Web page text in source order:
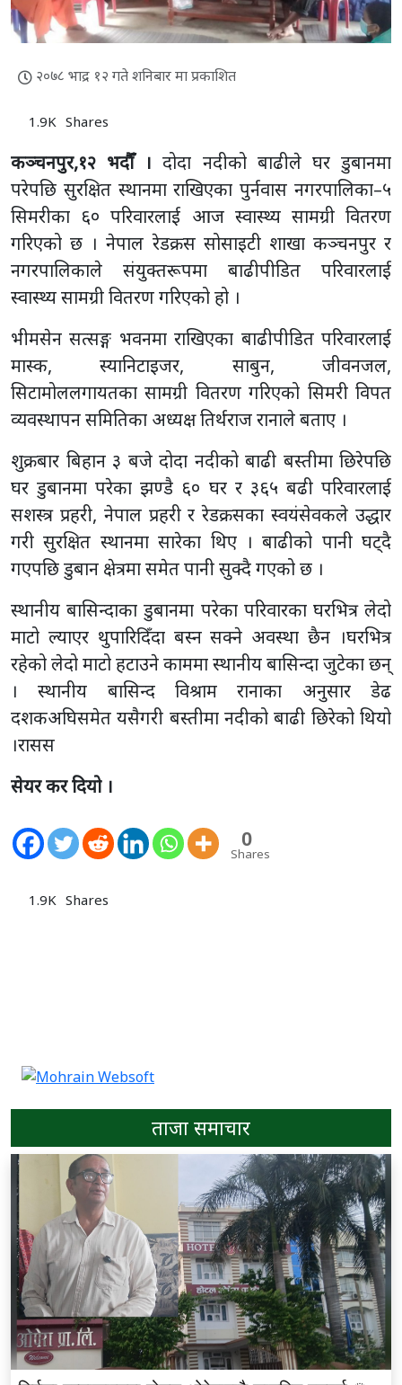
२०७८ भाद्र १२ गते शनिबार मा प्रकाशित
1.9K Shares
कञ्चनपुर,१२ भदाैँ । दोदा नदीको बाढीले घर डुबानमा
परेपछि सुरक्षित स्थानमा राखिएका पुर्नवास नगरपालिका–५
सिमरीका ६० परिवारलाई आज स्वास्थ्य सामग्री वितरण
गरिएको छ । नेपाल रेडक्रस सोसाइटी शाखा कञ्चनपुर र
नगरपालिकाले संयुक्तरूपमा बाढीपीडित परिवारलाई
स्वास्थ्य सामग्री वितरण गरिएको हो ।
भीमसेन सत्सङ्ग भवनमा राखिएका बाढीपीडित परिवारलाई
मास्क, स्यानिटाइजर, साबुन, जीवनजल,
सिटामोललगायतका सामग्री वितरण गरिएको सिमरी विपत
व्यवस्थापन समितिका अध्यक्ष तिर्थराज रानाले बताए ।
शुक्रबार बिहान ३ बजे दोदा नदीको बाढी बस्तीमा छिरेपछि
घर डुबानमा परेका झण्डै ६० घर र ३६५ बढी परिवारलाई
सशस्त्र प्रहरी, नेपाल प्रहरी र रेडक्रसका स्वयंसेवकले उद्धार
गरी सुरक्षित स्थानमा सारेका थिए । बाढीको पानी घट्दै
गएपछि डुबान क्षेत्रमा समेत पानी सुक्दै गएको छ ।
स्थानीय बासिन्दाका डुबानमा परेका परिवारका घरभित्र लेदो
माटो ल्याएर थुपारिदिँदा बस्न सक्ने अवस्था छैन ।घरभित्र
रहेको लेदो माटो हटाउने काममा स्थानीय बासिन्दा जुटेका छन्
। स्थानीय बासिन्द विश्राम रानाका अनुसार डेढ
दशकअघिसमेत यसैगरी बस्तीमा नदीको बाढी छिरेको थियो
।रासस
सेयर कर दियो ।
0
Shares
1.9K Shares
ताजा समाचार